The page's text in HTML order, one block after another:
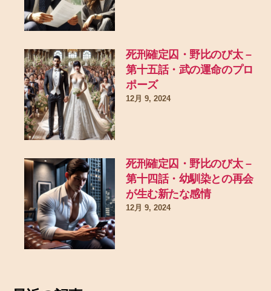
死刑確定囚・野比のび太 –
第十五話・武の運命のプロ
ポーズ
12月 9, 2024
死刑確定囚・野比のび太 –
第十四話・幼馴染との再会
が生む新たな感情
12月 9, 2024